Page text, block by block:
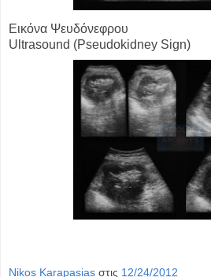
Εικόνα Ψευδόνεφρου
Ultrasound (Pseudokidney Sign)
Nikos Karapasias στις 12/24/2012